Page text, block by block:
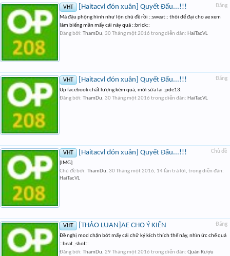
Đăng
VHT [Haitacvl đón xuân] Quyết Đấu...!!!
Mà đậu phộng hình như lộn chủ đề rồi ::sweat:: thôi để đại cho ae xem
làm biếng mần mấy cái này quá ::brick::
Đăng bởi: ThamDu, 30 Tháng một 2016 trong diễn đàn: HaiTacVL
Đăng
VHT [Haitacvl đón xuân] Quyết Đấu...!!!
Up facebook chất lượng kém quá, mới sửa lại :pde13:
Đăng bởi: ThamDu, 30 Tháng một 2016 trong diễn đàn: HaiTacVL
Chủ đề
VHT [Haitacvl đón xuân] Quyết Đấu...!!!
[IMG]
Chủ đề bởi: ThamDu, 30 Tháng một 2016, 14 lần trả lời, trong diễn đàn:
HaiTacVL
Đăng
VHT [THẢO LUẬN]AE CHO Ý KIẾN
Đề nghị mod chặn bớt mấy cái chữ ký kích thích thế này, nhìn ức chế quá
::beat_shot::
Đăng bởi: ThamDu, 29 Tháng một 2016 trong diễn đàn: Quán Rượu